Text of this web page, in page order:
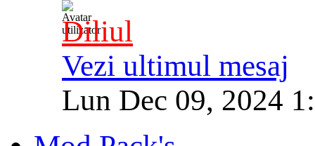
Diliul
Vezi ultimul mesaj
Lun Dec 09, 2024